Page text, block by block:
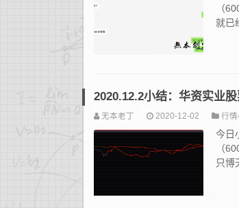
（
就已
2020.12.2小结：华资实业
无本老丁 2020-12-02 行情
今日
（
只博